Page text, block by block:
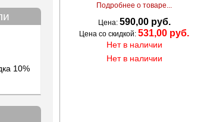
10%
Подробнее о товаре...
Цена: 590,00 руб.
Цена со скидкой:531,00 руб.
Нет в наличии
Нет в наличии